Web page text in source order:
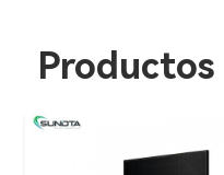
Productos